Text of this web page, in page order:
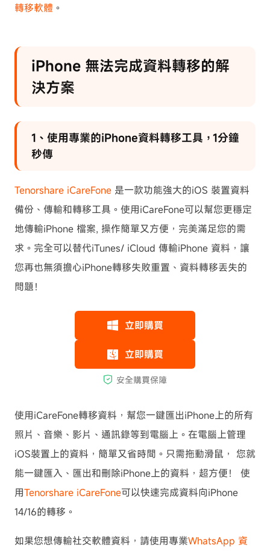
轉移軟體 。
iPhone 無法完成資料轉移的解
決方案
1、使用專業的iPhone資料轉移工具，1分鐘
秒傳
Tenorshare iCareFone 是一款功能強大的iOS 裝置資料
備份、傳輸和轉移工具。使用iCareFone可以幫您更穩定
地傳輸iPhone 檔案, 操作簡單又方便，完美滿足您的需
求。完全可以替代iTunes/ iCloud 傳輸iPhone 資料，讓
您再也無須擔心iPhone轉移失敗重置、資料轉移丟失的
問題！
使用iCareFone轉移資料，幫您一鍵匯出iPhone上的所有
照片、音樂、影片、通訊錄等到電腦上。在電腦上管理
iOS裝置上的資料，簡單又省時間。只需拖動滑鼠， 您就
能一鍵匯入、匯出和刪除iPhone上的資料，超方便！ 使
用Tenorshare iCareFone可以快速完成資料向iPhone
14/16的轉移。
如果您想傳輸社交軟體資料，請使用專業WhatsApp 資